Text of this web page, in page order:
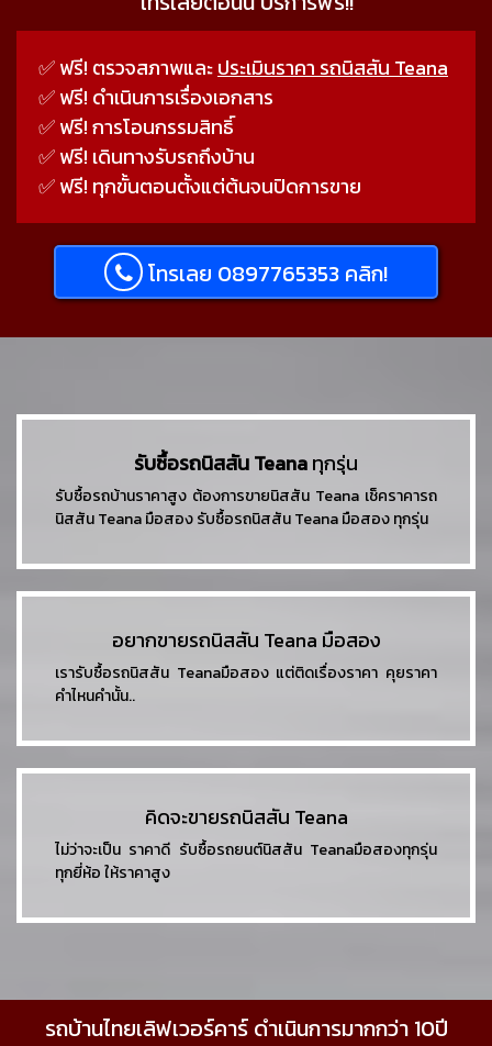
✅ ฟรี! ตรวจสภาพและประเมินราคา รถนิสสัน Teana
✅ ฟรี! ดำเนินการเรื่องเอกสาร
✅ ฟรี! การโอนกรรมสิทธิ์
✅ ฟรี! เดินทางรับรถถึงบ้าน
✅ ฟรี! ทุกขั้นตอนตั้งแต่ต้นจนปิดการขาย
โทรเลย 0897765353 คลิก!
รับซื้อรถนิสสัน Teanaทุกรุ่น
รับซื้อรถบ้านราคาสูง ต้องการขายนิสสัน Teana เช็คราคารถ
นิสสัน Teana มือสอง รับซื้อรถนิสสัน Teana มือสอง ทุกรุ่น
อยากขายรถนิสสัน Teana มือสอง
เรารับซื้อรถนิสสัน Teanaมือสอง แต่ติดเรื่องราคา คุยราคา
คำไหนคำนั้น..
คิดจะขายรถนิสสัน Teana
ไม่ว่าจะเป็น ราคาดี รับซื้อรถยนต์นิสสัน Teanaมือสองทุกรุ่น
ทุกยี่ห้อ ให้ราคาสูง
รถบ้านไทยเลิฟเวอร์คาร์ ดำเนินการมากกว่า 10ปี